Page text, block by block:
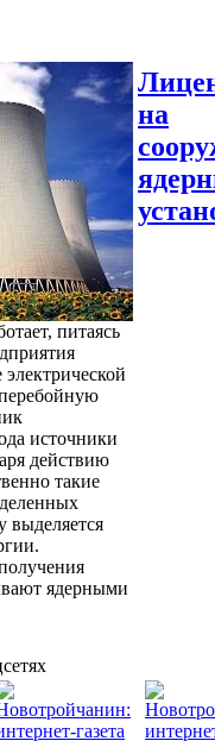
питаясь
источники
действию
такие
выделяется
ядерными
на